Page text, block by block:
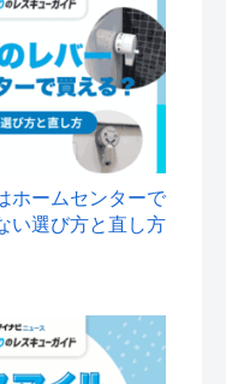
ホームセンターで
い選び方と直し方